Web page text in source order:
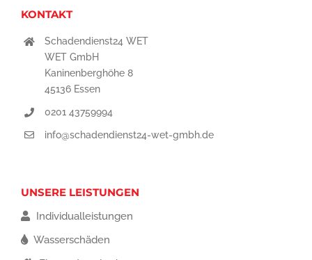
KONTAKT
Schadendienst24 WET
WET GmbH
Kaninenberghöhe 8
45136 Essen
0201 43759994
info@schadendienst24-wet-gmbh.de
UNSERE LEISTUNGEN
Individualleistungen
Wasserschäden